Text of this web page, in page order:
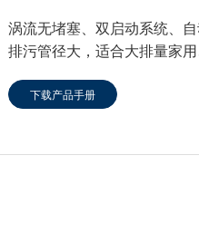
涡流无堵塞、双启动系统、
排污管径大，适合大排量家
下载产品手册